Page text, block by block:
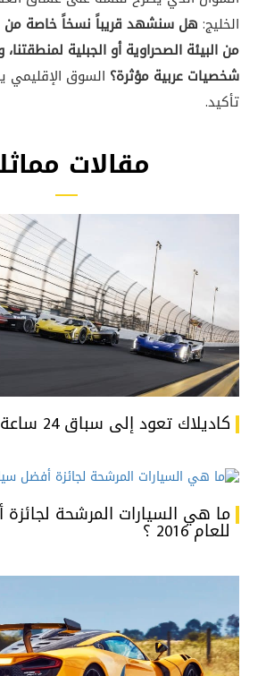
الخليج: هل سنشهد قريباً نسخاً خاصة من
من البيئة الصحراوية أو الجبلية
شخصيات عربية مؤثرة؟ السوق
تأكيد.
مقالات
كاديلاك تعود إلى سباق 24 ساعة بثلاث سيارات
ما هي السيارات المرشحة
للعام 2016 ؟